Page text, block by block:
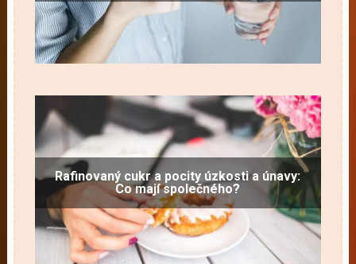
Rafinovaný cukr a pocity úzkosti a únavy:
Co mají společného?